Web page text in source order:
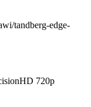
720p